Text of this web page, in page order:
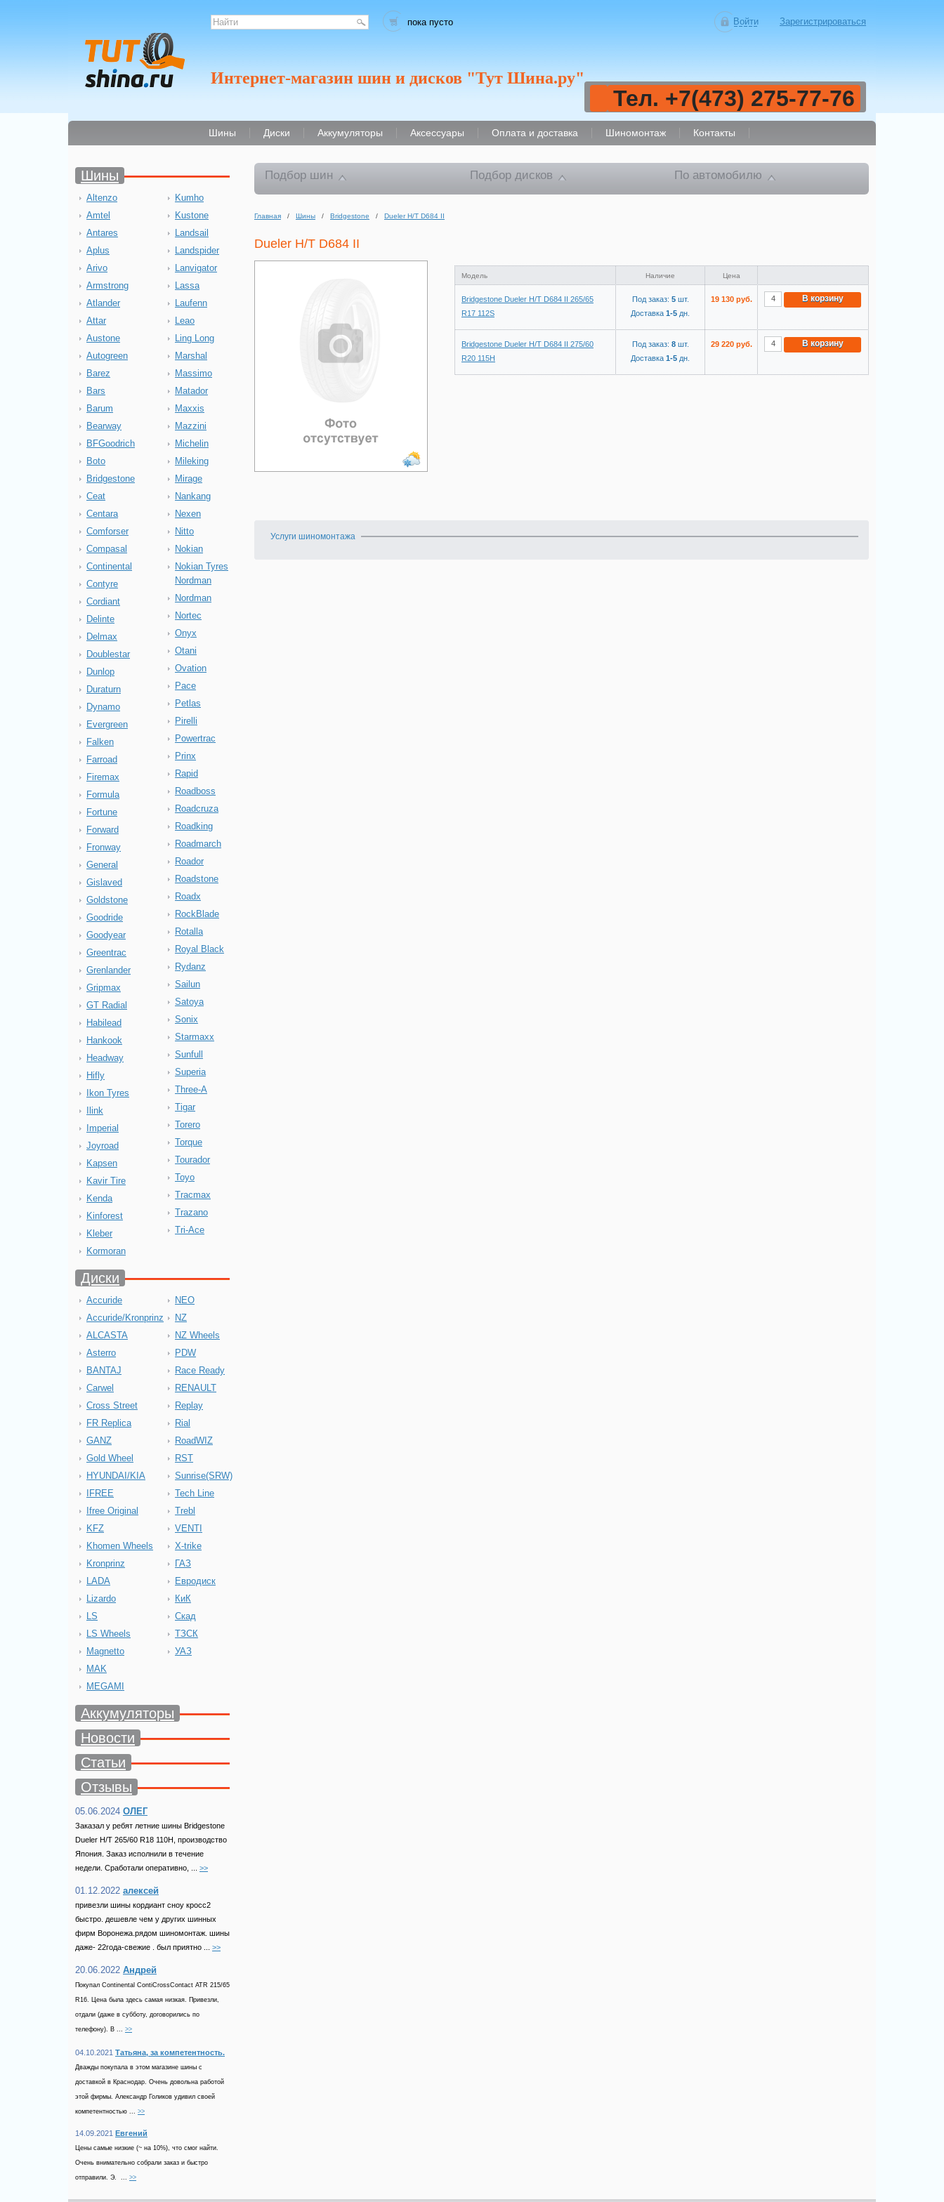
пока пусто Зарегистрироваться
Войти
Интернет-магазин шин и дисков "Тут Шина.ру"
Тел. +7(473) 275-77-76
Шины Диски Аккумуляторы Аксессуары Оплата и доставка Шиномонтаж Контакты
Шины
Altenzo
Amtel
Antares
Aplus
Arivo
Armstrong
Atlander
Attar
Austone
Autogreen
Barez
Bars
Barum
Bearway
BFGoodrich
Boto
Bridgestone
Ceat
Centara
Comforser
Compasal
Continental
Contyre
Cordiant
Delinte
Delmax
Doublestar
Dunlop
Duraturn
Dynamo
Evergreen
Falken
Farroad
Firemax
Formula
Fortune
Forward
Fronway
General
Gislaved
Goldstone
Goodride
Goodyear
Greentrac
Grenlander
Gripmax
GT Radial
Habilead
Hankook
Headway
Hifly
Ikon Tyres
Ilink
Imperial
Joyroad
Kapsen
Kavir Tire
Kenda
Kinforest
Kleber
Kormoran
Kumho
Kustone
Landsail
Landspider
Lanvigator
Lassa
Laufenn
Leao
Ling Long
Marshal
Massimo
Matador
Maxxis
Mazzini
Michelin
Mileking
Mirage
Nankang
Nexen
Nitto
Nokian
Nokian Tyres
Nordman
Nordman
Nortec
Onyx
Otani
Ovation
Pace
Petlas
Pirelli
Powertrac
Prinx
Rapid
Roadboss
Roadcruza
Roadking
Roadmarch
Roador
Roadstone
Roadx
RockBlade
Rotalla
Royal Black
Rydanz
Sailun
Satoya
Sonix
Starmaxx
Sunfull
Superia
Three-A
Tigar
Torero
Torque
Tourador
Toyo
Tracmax
Trazano
Tri-Ace
Диски
Accuride
Accuride/Kronprinz
ALCASTA
Asterro
BANTAJ
Carwel
Cross Street
FR Replica
GANZ
Gold Wheel
HYUNDAI/KIA
IFREE
Ifree Original
KFZ
Khomen Wheels
Kronprinz
LADA
Lizardo
LS
LS Wheels
Magnetto
MAK
MEGAMI
NEO
NZ
NZ Wheels
PDW
Race Ready
RENAULT
Replay
Rial
RoadWIZ
RST
Sunrise(SRW)
Tech Line
Trebl
VENTI
X-trike
ГАЗ
Евродиск
КиК
Скад
ТЗСК
УАЗ
Аккумуляторы
Новости
Статьи
Отзывы
05.06.2024 ОЛЕГ
Заказал у ребят летние шины Bridgestone
Dueler H/T 265/60 R18 110H, производство
Япония. Заказ исполнили в течение
недели. Сработали оперативно, ... >>
01.12.2022 алексей
привезли шины кордиант сноу кросс2
быстро. дешевле чем у других шинных
фирм Воронежа.рядом шиномонтаж. шины
даже- 22года-свежие . был приятно ... >>
20.06.2022 Андрей
Покупал Continental ContiCrossContact ATR 215/65
R16. Цена была здесь самая низкая. Привезли,
отдали (даже в субботу, договорились по
телефону). В ... >>
04.10.2021 Татьяна, за компетентность.
Дважды покупала в этом магазине шины с
доставкой в Краснодар. Очень довольна работой
этой фирмы. Александр Голиков удивил своей
компетентностью ... >>
14.09.2021 Евгений
Цены самые низкие (~ на 10%), что смог найти.
Очень внимательно собрали заказ и быстро
отправили. Э. ... >>
Подбор шин Подбор дисков По автомобилю
Главная / Шины / Bridgestone / Dueler H/T D684 II
Dueler H/T D684 II
Модель Наличие Цена
Bridgestone Dueler H/T D684 II 265/65
R17 112S
Под заказ: 5шт.
Доставка 1-5 дн.
19 130 руб. В корзину
Bridgestone Dueler H/T D684 II 275/60
R20 115H
Под заказ: 8шт.
Доставка 1-5 дн.
29 220 руб. В корзину
Услуги шиномонтажа